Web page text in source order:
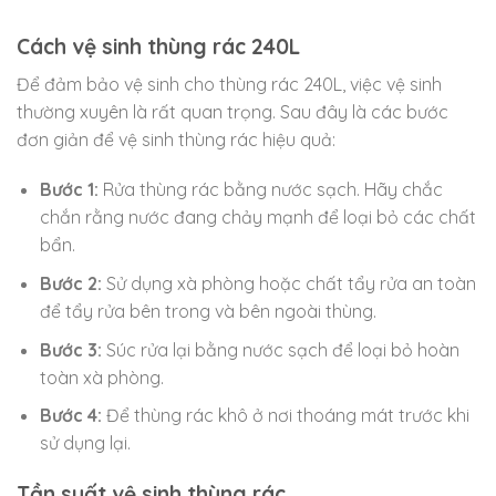
Cách vệ sinh thùng rác 240L
Để đảm bảo vệ sinh cho thùng rác 240L, việc vệ sinh
thường xuyên là rất quan trọng. Sau đây là các bước
đơn giản để vệ sinh thùng rác hiệu quả:
Bước 1: Rửa thùng rác bằng nước sạch. Hãy chắc
chắn rằng nước đang chảy mạnh để loại bỏ các chất
bẩn.
Bước 2: Sử dụng xà phòng hoặc chất tẩy rửa an toàn
để tẩy rửa bên trong và bên ngoài thùng.
Bước 3: Súc rửa lại bằng nước sạch để loại bỏ hoàn
toàn xà phòng.
Bước 4: Để thùng rác khô ở nơi thoáng mát trước khi
sử dụng lại.